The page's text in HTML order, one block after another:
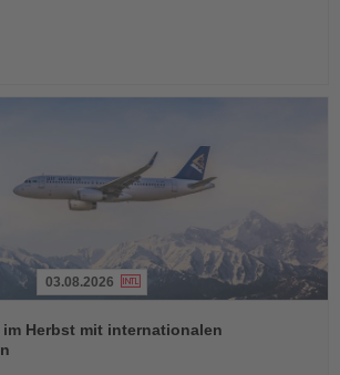
03.08.2026
Herbst mit internationalen